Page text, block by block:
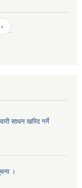
साधन खरिद गर्ने
।